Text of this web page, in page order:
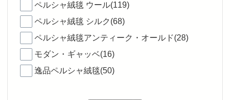
ペルシャ絨毯 ウール(119)
ペルシャ絨毯 シルク(68)
ペルシャ絨毯アンティーク・オールド(28)
モダン・ギャッベ(16)
逸品ペルシャ絨毯(50)